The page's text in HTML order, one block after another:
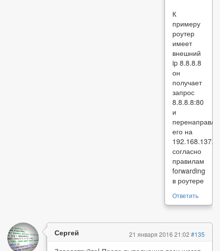
К
примеру
роутер
имеет
внешний
ip 8.8.8.8
он
получает
запрос
8.8.8.8:80
и
его на
согласно
правилам
forwarding
в роутере
Ответить
Сергей 21 января 2016 21:02 #135